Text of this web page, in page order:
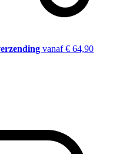
vanaf € 64,90